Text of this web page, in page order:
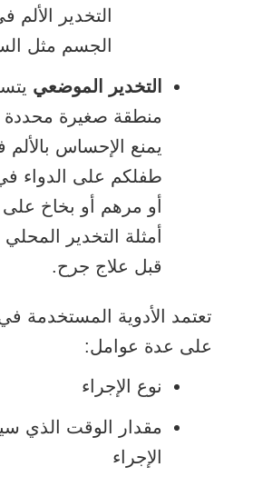
التخدير
الجسم مثل
التخدير الموضعي
منطقة صغيرة
يمنع الإحساس
طفلكم على الدواء
أو مرهم أو بخاخ
أمثلة التخدير
قبل علاج جرح.
تعتمد الأدوية المستخدمة في
على عدة عوامل:
نوع الإجراء
مقدار الوقت الذي
الإجراء